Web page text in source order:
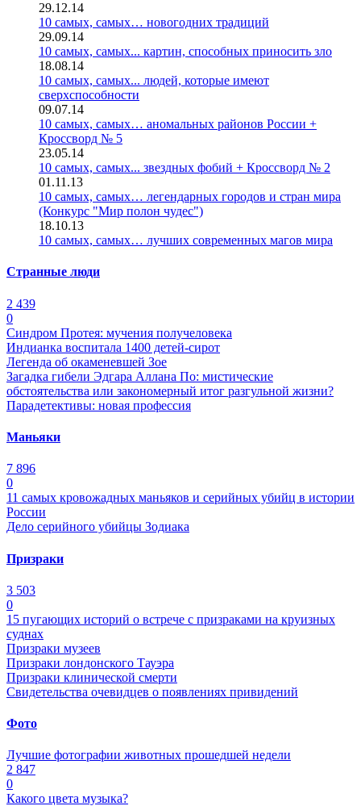
29.12.14
10 самых, самых… новогодних традиций
29.09.14
10 самых, самых... картин, способных приносить зло
18.08.14
10 самых, самых... людей, которые имеют
сверхспособности
09.07.14
10 самых, самых… аномальных районов России +
Кроссворд № 5
23.05.14
10 самых, самых... звездных фобий + Кроссворд № 2
01.11.13
10 самых, самых… легендарных городов и стран мира
(Конкурс "Мир полон чудес")
18.10.13
10 самых, самых… лучших современных магов мира
Странные люди
2 439
0
Синдром Протея: мучения получеловека
Индианка воспитала 1400 детей-сирот
Легенда об окаменевшей Зое
Загадка гибели Эдгара Аллана По: мистические
обстоятельства или закономерный итог разгульной жизни?
Парадетективы: новая профессия
Маньяки
7 896
0
11 самых кровожадных маньяков и серийных убийц в истории
России
Дело серийного убийцы Зодиака
Призраки
3 503
0
15 пугающих историй о встрече с призраками на круизных
суднах
Призраки музеев
Призраки лондонского Тауэра
Призраки клинической смерти
Свидетельства очевидцев о появлениях привидений
Фото
Лучшие фотографии животных прошедшей недели
2 847
0
Какого цвета музыка?